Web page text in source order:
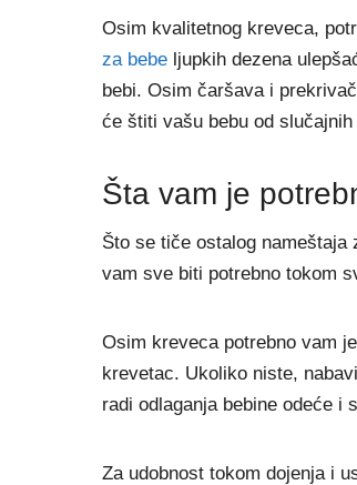
Osim kvalitetnog kreveca,
za bebe ljupkih dezena
bebi. Osim čaršava i
će štiti vašu bebu od slučajnih
Šta vam je
Što se tiče ostalog
vam sve biti potrebno tokom
Osim kreveca potrebno vam
krevetac. Ukoliko niste,
radi odlaganja bebine odeće i
Za udobnost tokom dojenja i